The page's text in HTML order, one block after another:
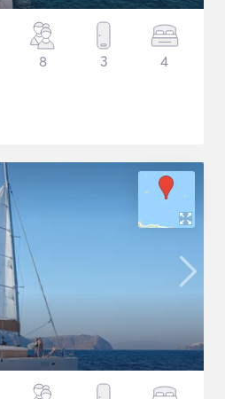
8 3 4